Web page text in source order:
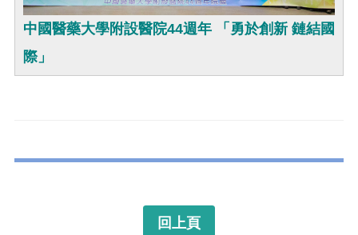
中國醫藥大學附設醫院44週年 「勇於創新 鏈結國
際」
回上頁